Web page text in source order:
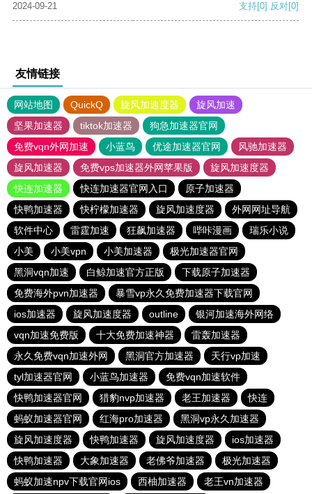
2024-09-21 支持[0] 反对[0]
友情链接
网站地图 QuickQ 旋风加速度器
旋风加速
坚果加速器
tiktok加速器
狗急加速器官网
免费vqn外网加速
小蓝鸟 优途加速器官网
风驰加速器
旋风加速器
免费vps加速器外网苹果版
旋风加速度器
快连加速器
快连加速器官网入口
原子加速器
快鸭加速器
快柠檬加速器 旋风加速度器
外网网址导航
软件中心
雷霆加速 狂飙加速器 哔咔漫画
瑞乐小说
小美
小美vpn 小美加速器
极光加速器官网
黑洞vqn加速
白鲸加速官方正版
下载原子加速器
免费海外pvn加速器
暴雪vp永久免费加速器下载官网
ios加速器
旋风加速度器 outline
银河加速海外网络
vqn加速免费版
十大免费加速神器
雷轰加速器
永久免费vqn加速外网
黑洞官方加速器
天行vp加速
tyl加速器官网
小蓝鸟加速器
免费vqn加速软件
快鸭加速器官网
猎豹nvp加速器 老王加速器
快连
蚂蚁加速器官网
红海pro加速器
黑洞vp永久加速器
旋风加速度器
快鸭加速器 旋风加速度器
ios加速器
快鸭加速器
大象加速器 老佛爷加速器
极光加速器
蚂蚁加速npv下载官网ios
西柚加速器 老王vn加速器